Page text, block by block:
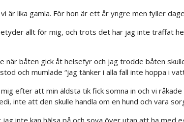
är lika gamla. För hon är ett år yngre men fyller
allt för mig, och trots det har jag inte träffat
båten gick åt helsefyr och jag trodde båten
och mumlade “jag tänker i alla fall inte hoppa i
efter att min äldsta tik fick somna in och vi
inte att den skulle handla om en hund och vara
inte kan hälsa på och sova över utan att ha med